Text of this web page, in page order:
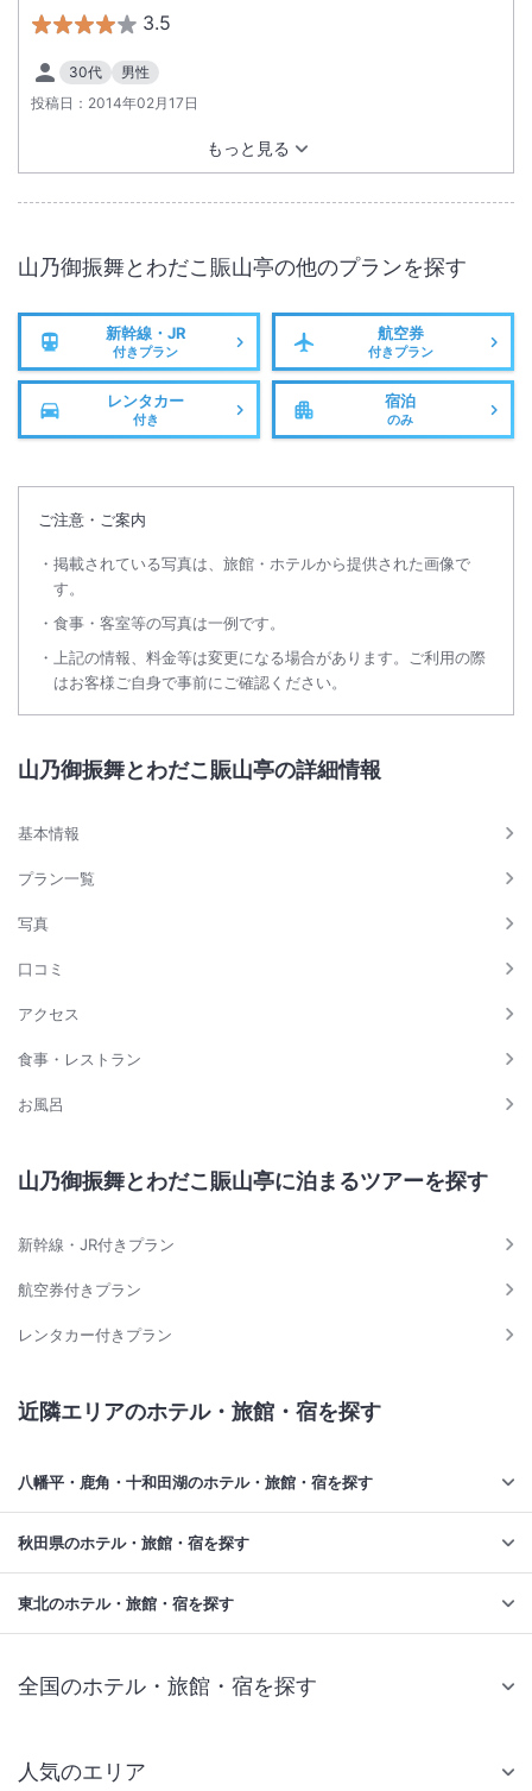
3.5
30代
男性
投稿日： 2014年02月17日
もっと見る
山乃御振舞とわだこ賑山亭の他のプランを探す
新幹線・JR
付きプラン
航空券
付きプラン
レンタカー
付き
宿泊
のみ
ご注意・ご案内
掲載されている写真は、旅館・ホテルから提供された画像で
す。
食事・客室等の写真は一例です。
上記の情報、料金等は変更になる場合があります。ご利用の際
はお客様ご自身で事前にご確認ください。
山乃御振舞とわだこ賑山亭の詳細情報
基本情報
プラン一覧
写真
口コミ
アクセス
食事・レストラン
お風呂
山乃御振舞とわだこ賑山亭に泊まるツアーを探す
新幹線・JR付きプラン
航空券付きプラン
レンタカー付きプラン
近隣エリアのホテル・旅館・宿を探す
八幡平・鹿角・十和田湖のホテル・旅館・宿を探す
秋田県のホテル・旅館・宿を探す
東北のホテル・旅館・宿を探す
全国のホテル・旅館・宿を探す
人気のエリア